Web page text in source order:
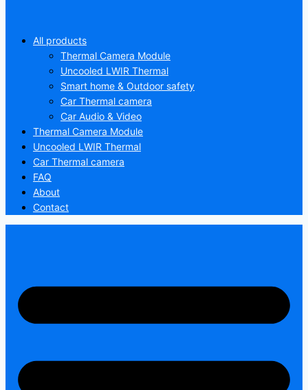
All products
Thermal Camera Module
Uncooled LWIR Thermal
Smart home & Outdoor safety
Car Thermal camera
Car Audio & Video
Thermal Camera Module
Uncooled LWIR Thermal
Car Thermal camera
FAQ
About
Contact